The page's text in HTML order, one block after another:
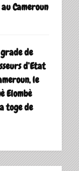
Cameroun
de
d’Etat
le
Elombè
toge de